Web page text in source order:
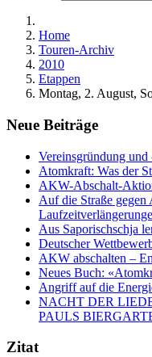
Home
Touren-Archiv
2010
Etappen
Montag, 2. August,
Neue Beiträge
Vereinsgründung und
Atomkraft: Was der
AKW-Abschalt-
Auf die Straße
Aus Saporischschja
Deutscher
AKW abschalten –
Neues Buch:
Angriff auf die
NACHT DER
PAULS
Zitat